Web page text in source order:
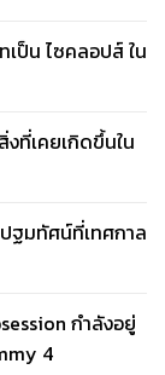
เป็น ไซคลอปส์ ใน
ที่เคยเกิดขึ้นใน
ฐมทัศน์ที่เทศกาล
กำลังอยู่
4